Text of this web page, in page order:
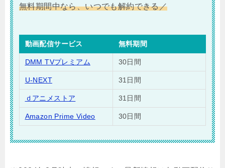
無料期間中なら、いつでも解約できる／
動画配信サービス 無料期間
DMM TVプレミアム 30日間
U-NEXT 31日間
ｄアニメストア 31日間
Amazon Prime Video 30日間